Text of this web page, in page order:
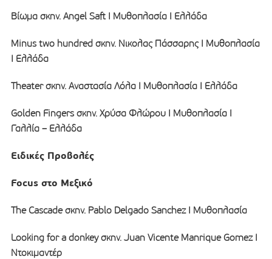
Βίωμα σκην. Angel Saft I Μυθοπλασία I Ελλάδα
Minus two hundred σκην. Νικολας Πάσσαρης I Μυθοπλασία
I Ελλάδα
Theater σκην. Αναστασία Λόλα I Μυθοπλασία I Ελλάδα
Golden Fingers σκην. Χρύσα Φλώρου I Μυθοπλασία I
Γαλλία – Ελλάδα
Ειδικές Προβολές
Focus στο Μεξικό
The Cascade σκην. Pablo Delgado Sanchez I Μυθοπλασία
Looking for a donkey σκην. Juan Vicente Manrique Gomez I
Ντοκιμαντέρ